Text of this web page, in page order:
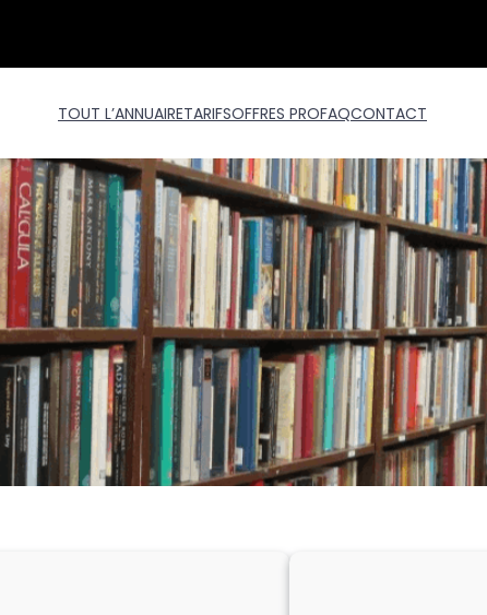
TOUT L’ANNUAIRETARIFSOFFRES PROFAQCONTACT